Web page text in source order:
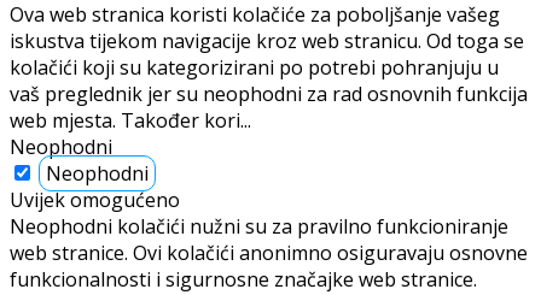
Ova web stranica koristi kolačiće za poboljšanje vašeg
iskustva tijekom navigacije kroz web stranicu. Od toga se
kolačići koji su kategorizirani po potrebi pohranjuju u
vaš preglednik jer su neophodni za rad osnovnih funkcija
web mjesta. Također kori...
Neophodni
Neophodni
Uvijek omogućeno
Neophodni kolačići nužni su za pravilno funkcioniranje
web stranice. Ovi kolačići anonimno osiguravaju osnovne
funkcionalnosti i sigurnosne značajke web stranice.